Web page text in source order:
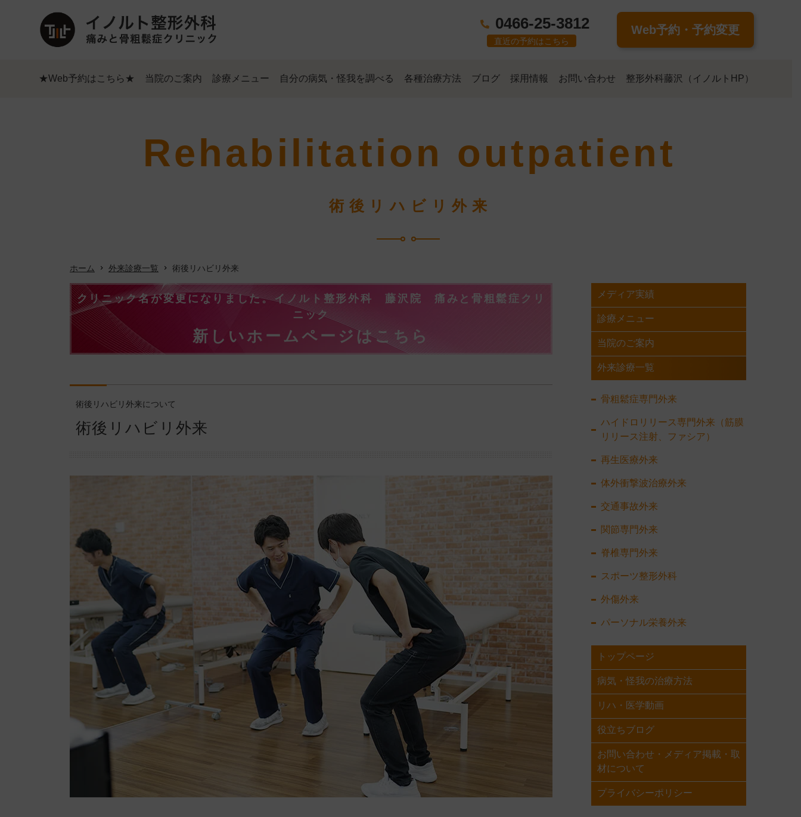
0466-25-3812
直近の予約はこちら
Web予約・予約変更
★Web予約はこちら★ 当院のご案内 診療メニュー 自分の病気・怪我を調べる 各種治療方法 ブログ 採用情報 お問い合わせ 整形外科藤沢（イノルトHP）
Rehabilitation outpatient
術後リハビリ外来
ホーム 外来診療一覧 術後リハビリ外来
クリニック名が変更になりました。イノルト整形外科 藤沢院 痛みと骨粗鬆症クリ
ニック
新しいホームページはこちら
術後リハビリ外来について
術後リハビリ外来
メディア実績
診療メニュー
当院のご案内
外来診療一覧
骨粗鬆症専門外来
ハイドロリリース専門外来（筋膜
リリース注射、ファシア）
再生医療外来
体外衝撃波治療外来
交通事故外来
関節専門外来
脊椎専門外来
スポーツ整形外科
外傷外来
パーソナル栄養外来
トップページ
病気・怪我の治療方法
リハ・医学動画
役立ちブログ
お問い合わせ・メディア掲載・取
材について
プライバシーポリシー